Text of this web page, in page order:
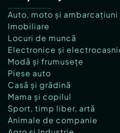
Auto, moto și ambarcațiuni
Imobiliare
Locuri de muncă
Electronice și
Modă și frumusețe
Piese auto
Casă și grădină
Mama și copilul
Sport, timp liber, artă
Animale de companie